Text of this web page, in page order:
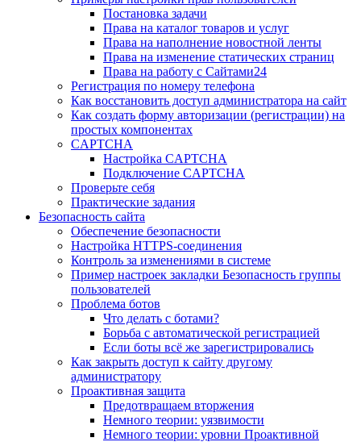
Постановка задачи
Права на каталог товаров и услуг
Права на наполнение новостной ленты
Права на изменение статических страниц
Права на работу с Сайтами24
Регистрация по номеру телефона
Как восстановить доступ администратора на сайт
Как создать форму авторизации (регистрации) на
простых компонентах
CAPTCHA
Настройка CAPTCHA
Подключение CAPTCHA
Проверьте себя
Практические задания
Безопасность сайта
Обеспечение безопасности
Настройка HTTPS-соединения
Контроль за изменениями в системе
Пример настроек закладки Безопасность группы
пользователей
Проблема ботов
Что делать с ботами?
Борьба с автоматической регистрацией
Если боты всё же зарегистрировались
Как закрыть доступ к сайту другому
администратору
Проактивная защита
Предотвращаем вторжения
Немного теории: уязвимости
Немного теории: уровни Проактивной